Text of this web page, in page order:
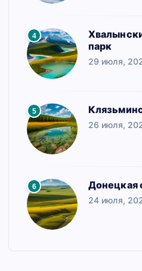
4
парк
29 июля,
5
26 июля,
6 Донецкая
24 июля,